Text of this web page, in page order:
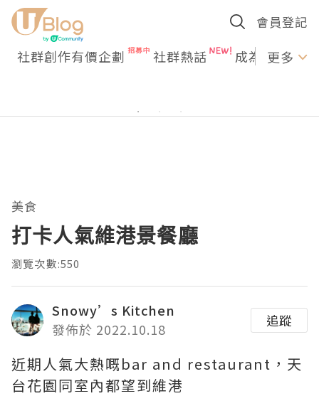
會員登記
社群創作有價企劃 社群熱話 成為U更多
美食
打卡人氣維港景餐廳
瀏覽次數:550
Snowy’s Kitchen
發佈於 2022.10.18
追蹤
近期人氣大熱嘅bar and restaurant，天
台花園同室內都望到維港